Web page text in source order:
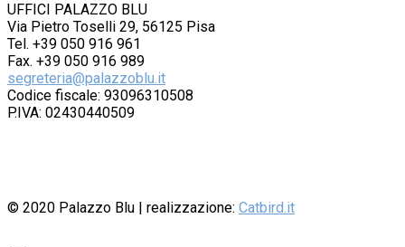
UFFICI PALAZZO BLU
Via Pietro Toselli 29, 56125 Pisa
Tel. +39 050 916 961
Fax. +39 050 916 989
segreteria@palazzoblu.it
Codice fiscale: 93096310508
P.IVA: 02430440509
© 2020 Palazzo Blu | realizzazione: Catbird.it